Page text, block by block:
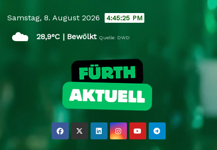
content
Samstag, 8. August 2026 4:45:26 PM
☁️ 28,9°C | Bewölkt Quelle: DWD